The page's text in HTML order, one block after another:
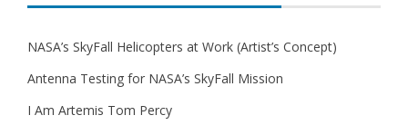
NASA’s SkyFall Helicopters at Work (Artist’s Concept)
Antenna Testing for NASA’s SkyFall Mission
I Am Artemis Tom Percy